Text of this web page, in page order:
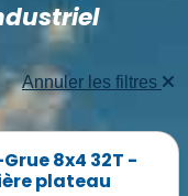
Annuler les filtres
8x4 32T -
plateau